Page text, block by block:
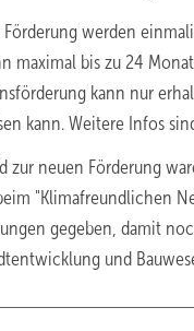
werden
maximal bis zu 24
kann nur
kann. Weitere Infos
zur neuen Förderung
"Klimafreundlichen
gegeben, damit
und